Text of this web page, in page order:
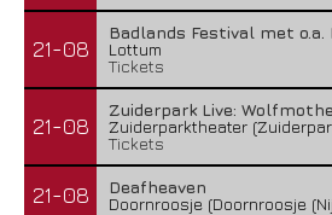
21-08
Badlands Festival met o.a.
Lottum
Tickets
21-08
Zuiderpark Live:
Zuiderparktheater
Tickets
21-08
Deafheaven
Doornroosje (Doornroosje